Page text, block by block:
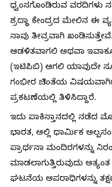
ಧ್ವಂಸಗೊಂಡಿರುವ ವರದಿಗಳು
ಶ್ರದ್ಧಾ ಕೇಂದ್ರದ ಮೇಲಿನ ಈ
ನಾವು ತೀವ್ರವಾಗಿ
ಆಡಳಿತವಾಗಲಿ ಅಥವಾ
(ಇಟಿಪಿಬಿ) ಆಗಲಿ ಯಾವುದೇ
ಗಂಭೀರ ಚಿಂತೆಯ
ಪ್ರಕಟಣೆಯಲ್ಲಿ ತಿಳಿಸಿದ್ದಾರೆ.
ಇದು ಪಾಕಿಸ್ತಾನದಲ್ಲಿ ನಡೆದ
ಭಾರತ, ಅಲ್ಲಿ ಧಾರ್ಮಿಕ
ಪ್ರಾರ್ಥನಾ ಮಂದಿರಗಳನ್ನು
ಮಾಡಲಾಗುತ್ತಿರುವುದು
ಘಟನೆಯ ಅಪರಾಧಿಗಳನ್ನು